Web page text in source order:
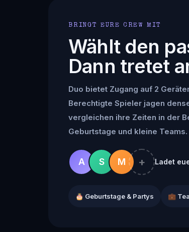
BRINGT EURE CREW MIT
Wählt den
Dann tretet
Duo bietet Zugang auf 2
Berechtigte Spieler jagen
vergleichen ihre Zeiten in der
Geburtstage und kleine Teams.
A S M + Ladet
🎂 Geburtstage & Partys 💼